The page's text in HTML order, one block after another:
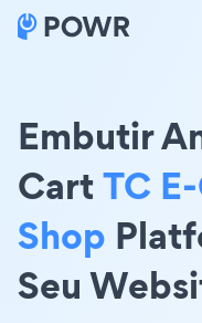
Embutir
CartTC
Shop
Seu